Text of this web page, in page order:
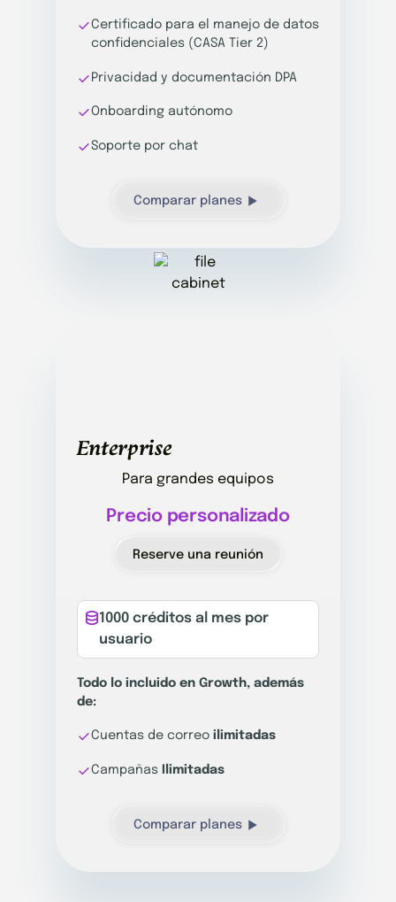
Certificado para el manejo de datos
confidenciales (CASA Tier 2)
Privacidad y documentación DPA
Onboarding autónomo
Soporte por chat
Comparar planes
Enterprise
Para grandes equipos
Precio personalizado
Reserve una reunión
1000 créditos al mes por
usuario
Todo lo incluido en Growth, además
de:
Cuentas de correo ilimitadas
CampañasIlimitadas
Comparar planes